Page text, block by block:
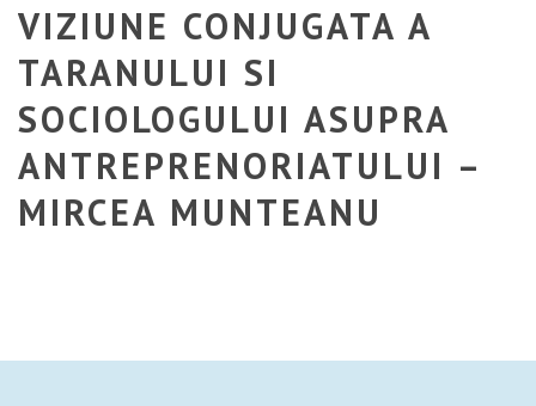
VIZIUNE CONJUGATA A
TARANULUI SI
SOCIOLOGULUI ASUPRA
ANTREPRENORIATULUI –
MIRCEA MUNTEANU